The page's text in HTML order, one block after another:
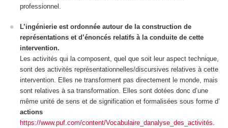
professionnel.
L’ingénierie est ordonnée autour de la construction de
représentations et d’énoncés relatifs à la conduite de cette
intervention.
Les activités qui la composent, quel que soit leur aspect technique,
sont des activités représentationnelles/discursives relatives à cette
intervention. Elles ne transforment pas directement le monde, mais
sont relatives à sa transformation. Elles sont dotées donc d’une
même unité de sens et de signification et formalisées sous forme d’
actions
https://www.puf.com/content/Vocabulaire_danalyse_des_activités.